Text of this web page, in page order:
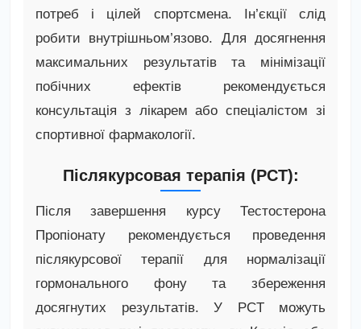
потреб і цілей спортсмена. Ін’єкції слід
робити внутрішньом’язово. Для досягнення
максимальних результатів та мінімізації
побічних ефектів рекомендується
консультація з лікарем або спеціалістом зі
спортивної фармакології.
Післякурсовая терапія (PCT):
Після завершення курсу Тестостерона
Пропіонату рекомендується проведення
післякурсової терапії для нормалізації
гормонального фону та збереження
досягнутих результатів. У PCT можуть